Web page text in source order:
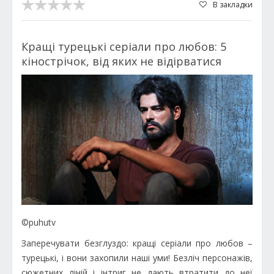
В закладки
Кращі турецькі серіали про любов: 5
кінострічок, від яких не відірватися
©puhutv
Заперечувати безглуздо: кращі серіали про любов –
турецькі, і вони захопили наші уми! Безліч персонажів,